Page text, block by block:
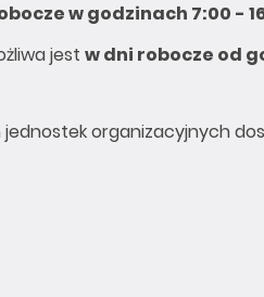
w godzinach 7:00 -
jest w dni robocze od
organizacyjnych